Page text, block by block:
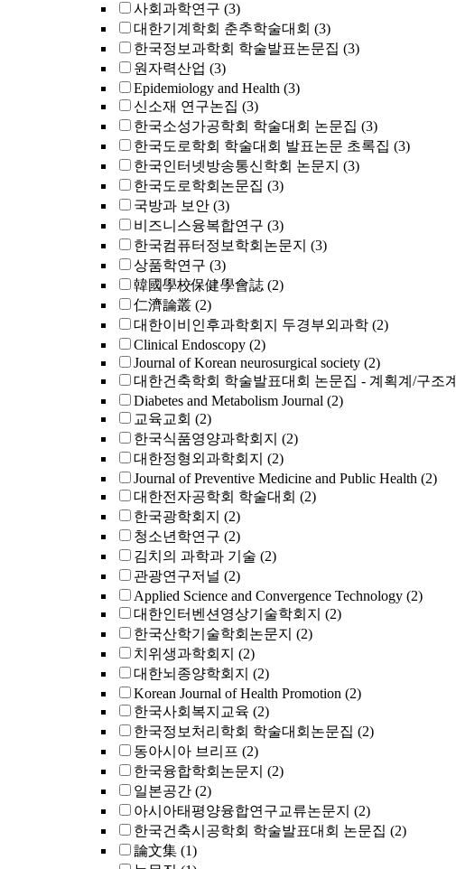
사회과학연구 (3)
대한기계학회 춘추학술대회 (3)
한국정보과학회 학술발표논문집 (3)
원자력산업 (3)
Epidemiology and Health (3)
신소재 연구논집 (3)
한국소성가공학회 학술대회 논문집 (3)
한국도로학회 학술대회 발표논문 초록집 (3)
한국인터넷방송통신학회 논문지 (3)
한국도로학회논문집 (3)
국방과 보안 (3)
비즈니스융복합연구 (3)
한국컴퓨터정보학회논문지 (3)
상품학연구 (3)
韓國學校保健學會誌 (2)
仁濟論叢 (2)
대한이비인후과학회지 두경부외과학 (2)
Clinical Endoscopy (2)
Journal of Korean neurosurgical society (2)
대한건축학회 학술발표대회 논문집 - 계획계/구조계
Diabetes and Metabolism Journal (2)
교육교회 (2)
한국식품영양과학회지 (2)
대한정형외과학회지 (2)
Journal of Preventive Medicine and Public Health (2)
대한전자공학회 학술대회 (2)
한국광학회지 (2)
청소년학연구 (2)
김치의 과학과 기술 (2)
관광연구저널 (2)
Applied Science and Convergence Technology (2)
대한인터벤션영상기술학회지 (2)
한국산학기술학회논문지 (2)
치위생과학회지 (2)
대한뇌종양학회지 (2)
Korean Journal of Health Promotion (2)
한국사회복지교육 (2)
한국정보처리학회 학술대회논문집 (2)
동아시아 브리프 (2)
한국융합학회논문지 (2)
일본공간 (2)
아시아태평양융합연구교류논문지 (2)
한국건축시공학회 학술발표대회 논문집 (2)
論文集 (1)